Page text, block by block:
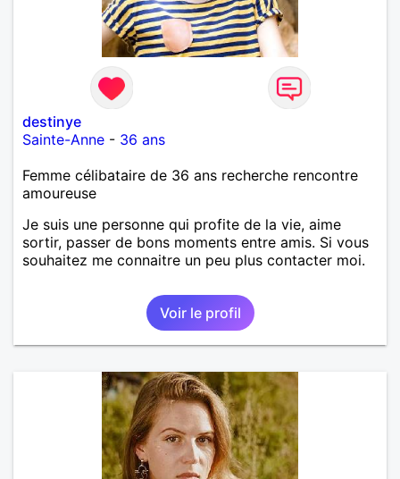
destinye
Sainte-Anne - 36 ans
Femme célibataire de 36 ans recherche rencontre
amoureuse
Je suis une personne qui profite de la vie, aime
sortir, passer de bons moments entre amis. Si vous
souhaitez me connaitre un peu plus contacter moi.
Voir le profil